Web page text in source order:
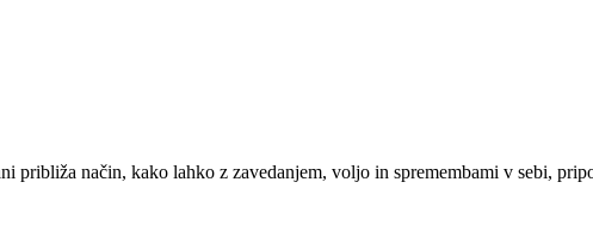
način, kako lahko z zavedanjem, voljo in spremembami v sebi,